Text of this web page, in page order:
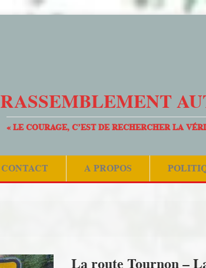
RASSEMBLEMENT
« LE COURAGE, C’EST DE RECHERCHER LA
CONTACT A PROPOS
La route Tournon –